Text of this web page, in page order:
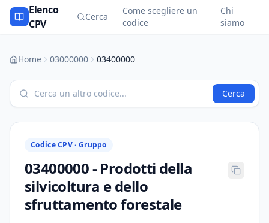
Elenco
CPV
Cerca
Come scegliere un
codice
Chi
siamo
Home 03000000 03400000
Cerca
Codice CPV · Gruppo
03400000- Prodotti della
silvicoltura e dello
sfruttamento forestale